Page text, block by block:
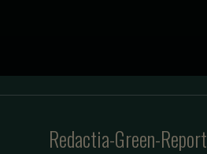
Redactia-Green-Report